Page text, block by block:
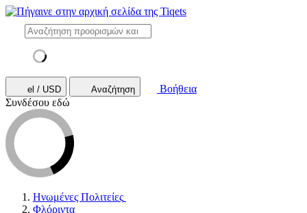
el / USD Αναζήτηση
Βοήθεια
Συνδέσου εδώ
Ηνωμένες Πολιτείες
Φλόριντα